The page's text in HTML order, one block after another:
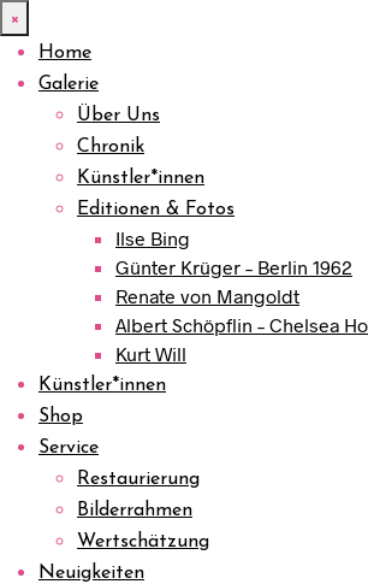
×
Home
Galerie
Über Uns
Chronik
Künstler*innen
Editionen & Fotos
Ilse Bing
Günter Krüger – Berlin 1962
Renate von Mangoldt
Albert Schöpflin – Chelsea
Kurt Will
Künstler*innen
Shop
Service
Restaurierung
Bilderrahmen
Wertschätzung
Neuigkeiten